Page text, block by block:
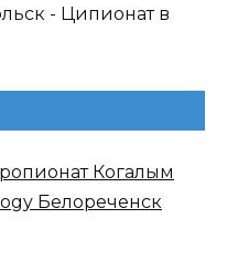
- Ципионат в
Когалым
Белореченск